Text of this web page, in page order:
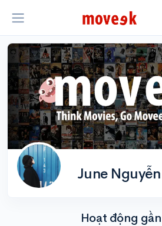
June Nguyễn
Hoạt động